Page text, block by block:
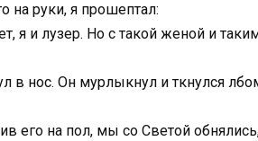
на руки, я прошептал:
я и лузер. Но с такой женой и
в нос. Он мурлыкнул и ткнулся
его на пол, мы со Светой